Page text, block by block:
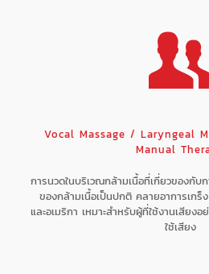
Vocal Massage / Laryngeal
Manual
การนวดในบริเวณกล้ามเนื้อที่เกี่ยวของกับ
ของกล้ามเนื้อเป็นปกติ คลายอาการเกร็
และอเมริกา เหมาะสำหรับผู้ที่ใช้งานเสีย
ใช้เสียง